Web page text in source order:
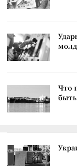
Что
быть